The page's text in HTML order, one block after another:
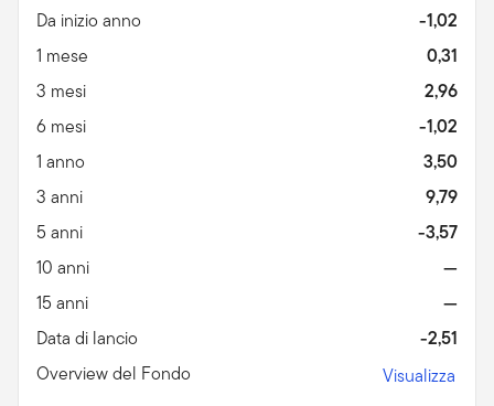
Da inizio anno
-1,02
1 mese
0,31
3 mesi
2,96
6 mesi
-1,02
1 anno
3,50
3 anni
9,79
5 anni
-3,57
10 anni
—
15 anni
—
Data di lancio
-2,51
Overview del Fondo
Visualizza